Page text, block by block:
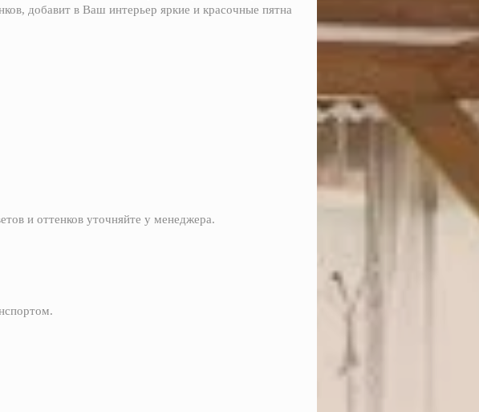
добавит в Ваш интерьер яркие и красочные пятна
и оттенков уточняйте у менеджера.